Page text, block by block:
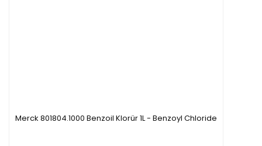
Merck 801804.1000 Benzoil Klorür 1L - Benzoyl Chloride